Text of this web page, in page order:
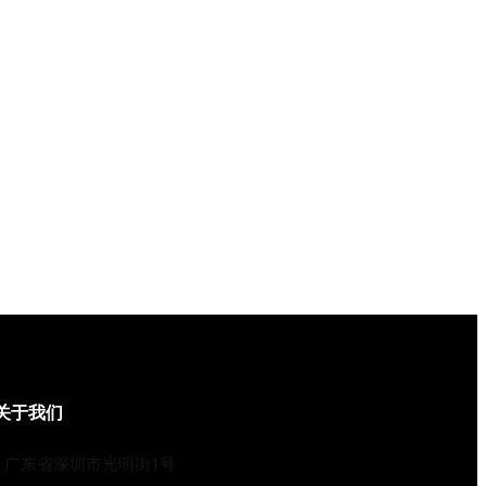
于我们
广东省深圳市光明街1号